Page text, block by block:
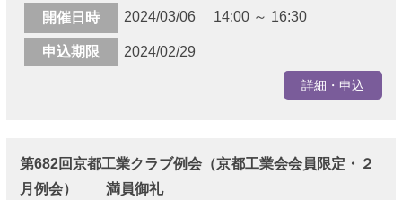
開催日時 2024/03/06 14:00 ～ 16:30
申込期限 2024/02/29
詳細・申込
第682回京都工業クラブ例会（京都工業会会員限定・２
月例会） 満員御礼